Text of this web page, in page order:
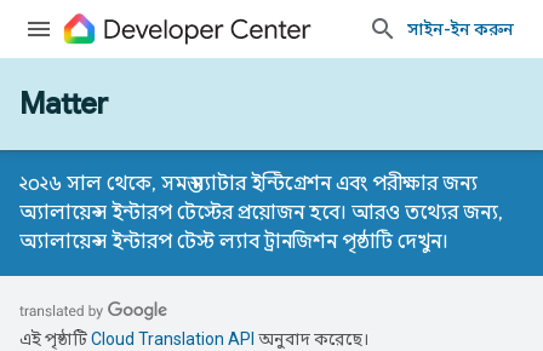
সাইন-ইন করুন
Matter
২০২৬ সাল থেকে, সমস্ত ম্যাটার ইন্টিগ্রেশন এবং পরীক্ষার জন্য
অ্যালায়েন্স ইন্টারপ টেস্টের প্রয়োজন হবে। আরও তথ্যের জন্য,
অ্যালায়েন্স ইন্টারপ টেস্ট ল্যাব ট্রানজিশন পৃষ্ঠাটিদেখুন।
এই পৃষ্ঠাটিCloud Translation API অনুবাদ করেছে।